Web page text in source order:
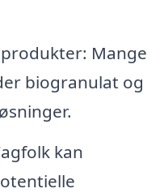
Mange
biogranulat og
kan